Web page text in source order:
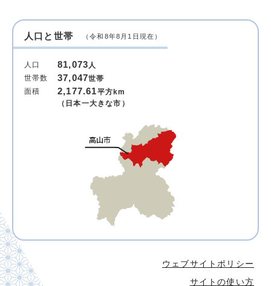
人口と世帯 （令和8年8月1日現在）
人口 81,073人
世帯数
37,047世帯
面積
2,177.61平方km
（日本一大きな市）
ウェブサイトポリシー
サイトの使い方